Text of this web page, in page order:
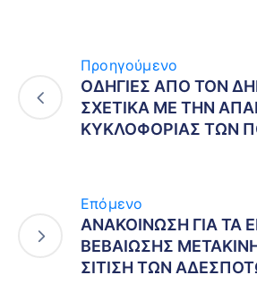
Προηγούμενο
ΟΔΗΓΙΕΣ ΑΠΟ ΤΟΝ
ΣΧΕΤΙΚΑ ΜΕ ΤΗΝ
ΚΥΚΛΟΦΟΡΙΑΣ ΤΩΝ
Επόμενο
ΑΝΑΚΟΙΝΩΣΗ ΓΙΑ ΤΑ
ΒΕΒΑΙΩΣΗΣ
ΣΙΤΙΣΗ ΤΩΝ